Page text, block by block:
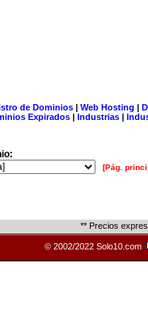
de Dominios| Web Hosting |
Expirados | Industrias |
[Pág.
** Precios
© 2002/2022 Solo10.com